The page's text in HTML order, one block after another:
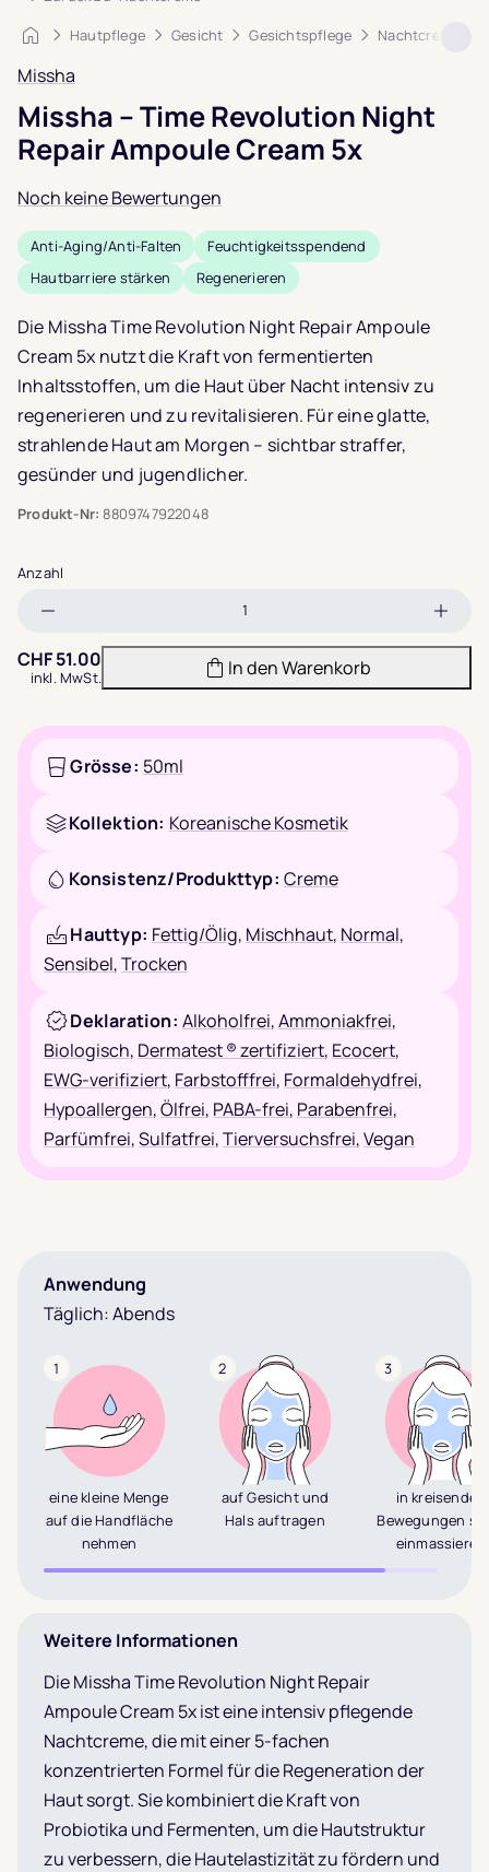
Startseite
Hautpflege Gesicht Gesichtspflege Nachtcreme
Missha
Missha – Time Revolution Night
Repair Ampoule Cream 5x
Noch keine Bewertungen
Anti-Aging/Anti-Falten
Feuchtigkeitsspendend
Hautbarriere stärken
Regenerieren
Die Missha Time Revolution Night Repair Ampoule
Cream 5x nutzt die Kraft von fermentierten
Inhaltsstoffen, um die Haut über Nacht intensiv zu
regenerieren und zu revitalisieren. Für eine glatte,
strahlende Haut am Morgen – sichtbar straffer,
gesünder und jugendlicher.
Produkt-Nr: 8809747922048
Anzahl
verringern
CHF51.00
inkl. MwSt. In den Warenkorb
Grösse: 50ml
Kollektion: Koreanische Kosmetik
Konsistenz/Produkttyp: Creme
Hauttyp: Fettig/Ölig, Mischhaut, Normal,
Sensibel,Trocken
Deklaration: Alkoholfrei,Ammoniakfrei,
Biologisch, Dermatest ® zertifiziert, Ecocert,
EWG-verifiziert, Farbstofffrei, Formaldehydfrei,
Hypoallergen,Ölfrei, PABA-frei, Parabenfrei,
Parfümfrei,Sulfatfrei,Tierversuchsfrei,Vegan
Anwendung
Täglich: Abends
1
eine kleine Menge
auf die Handfläche
nehmen
2
auf Gesicht und
Hals auftragen
3
in kreisenden
Bewegungen
einmassieren
Weitere Informationen
Die Missha Time Revolution Night Repair
Ampoule Cream 5x ist eine intensiv pflegende
Nachtcreme, die mit einer 5-fachen
konzentrierten Formel für die Regeneration der
Haut sorgt. Sie kombiniert die Kraft von
Probiotika und Fermenten, um die Hautstruktur
zu verbessern, die Hautelastizität zu fördern und